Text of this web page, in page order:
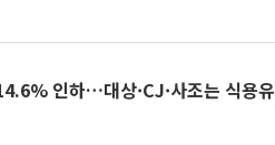
인하…대상·CJ·사조는 식용유